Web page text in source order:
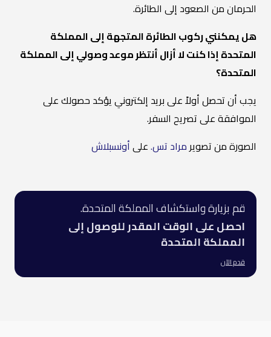
الحرمان من الصعود إلى الطائرة.
هل يمكنني ركوب الطائرة المتجهة إلى المملكة
المتحدة إذا كنت لا أزال أنتظر موعد وصولي إلى المملكة
المتحدة؟
يجب أن تحصل أولاً على بريد إلكتروني يؤكد حصولك على
الموافقة على تصريح السفر.
الصورة من تصويرمراد تس.علىأونسبلاش
قم بزيارة واستكشاف المملكة المتحدة.
احصل على الوقت المقدر للوصول إلى
المملكة المتحدة
قدم الآن